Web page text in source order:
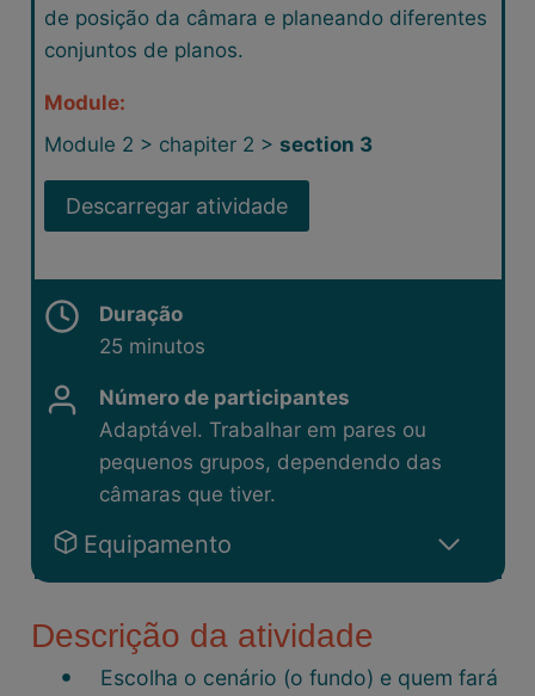
de posição da câmara e planeando diferentes
conjuntos de planos.
Module:
Module 2 > chapiter 2 > section 3
Descarregar atividade
Duração
25 minutos
Número de participantes
Adaptável. Trabalhar em pares ou
pequenos grupos, dependendo das
câmaras que tiver.
Equipamento
Descrição da atividade
Escolha o cenário (o fundo) e quem fará